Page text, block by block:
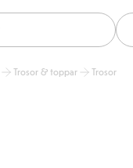
Trosor & toppar Trosor